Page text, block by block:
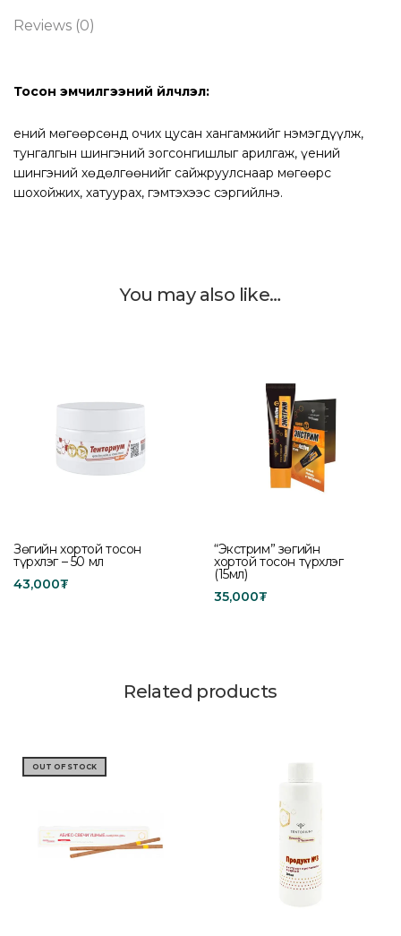
Reviews (0)
Тосон эмчилгээний үйлчлэл:
Үений мөгөөрсөнд очих цусан хангамжийг нэмэгдүүлж,
тунгалгын шингэний зогсонгишлыг арилгаж, үений
шингэний хөдөлгөөнийг сайжруулснаар мөгөөрс
шохойжих, хатуурах, гэмтэхээс сэргийлнэ.
You may also like…
Зөгийн хортой тосон
түрхлэг – 50 мл
43,000₮
“Экстрим” зөгийн
хортой тосон түрхлэг
(15мл)
35,000₮
Related products
OUT OF STOCK